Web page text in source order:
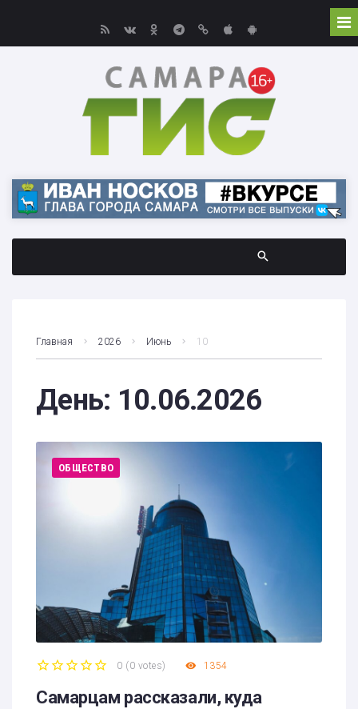
Главная 2026 Июнь 10
День: 10.06.2026
ОБЩЕСТВО
0 (0 votes) 1354
Самарцам рассказали, куда